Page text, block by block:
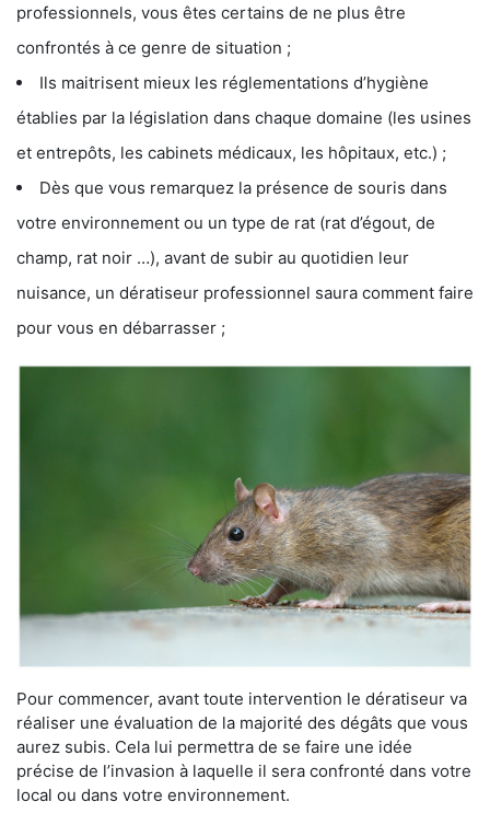
professionnels, vous êtes certains de ne plus être
confrontés à ce genre de situation ;
Ils maitrisent mieux les réglementations d’hygiène
établies par la législation dans chaque domaine (les usines
et entrepôts, les cabinets médicaux, les hôpitaux, etc.) ;
Dès que vous remarquez la présence de souris dans
votre environnement ou un type de rat (rat d’égout, de
champ, rat noir …), avant de subir au quotidien leur
nuisance, un dératiseur professionnel saura comment faire
pour vous en débarrasser ;
Pour commencer, avant toute intervention le dératiseur va
réaliser une évaluation de la majorité des dégâts que vous
aurez subis. Cela lui permettra de se faire une idée
précise de l’invasion à laquelle il sera confronté dans votre
local ou dans votre environnement.